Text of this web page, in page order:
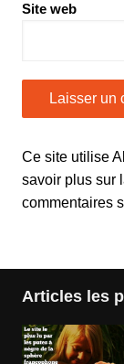
Site web
Ce site utilise
savoir plus sur
commentaires
Articles les